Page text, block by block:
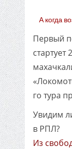
А когда
Первый
стартует
го тура
Увидим
в РПЛ?
Из